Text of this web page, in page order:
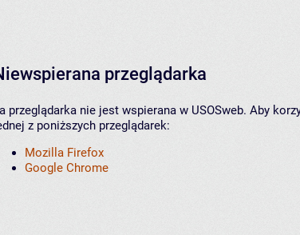
przeglądarka
przeglądarka nie jest wspierana w USOSweb. Aby
z poniższych przeglądarek:
Mozilla Firefox
Google Chrome